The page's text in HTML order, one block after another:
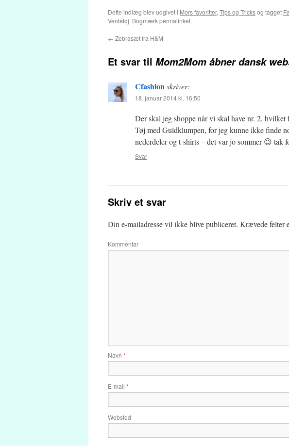
Dette indlæg blev udgivet i Mors favoritter, Tips og Tricksog tagget
Ventetøj. Bogmærkpermalinket.
← Zebrasæt fra H&M
Et svar til Mom2Mom åbner dansk
Cfashionskriver:
18. januar 2014 kl. 16:50
Der skal jeg shoppe når vi skal have nr. 2,
Tøj med Guldklumpen, for jeg kunne ikke finde
nederdeler og t-shirts – det var jo sommer 😉 tak
Svar
Skriv et svar
Din e-mailadresse vil ikke blive publiceret. Krævede felter
Kommentar
Navn *
E-mail *
Websted